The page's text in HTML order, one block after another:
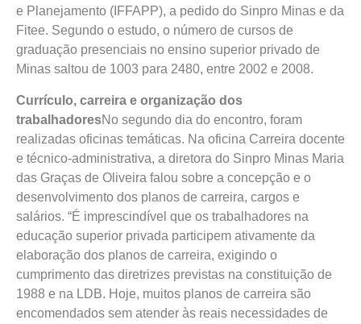
e Planejamento (IFFAPP), a pedido do Sinpro Minas e da
Fitee. Segundo o estudo, o número de cursos de
graduação presenciais no ensino superior privado de
Minas saltou de 1003 para 2480, entre 2002 e 2008.
Currículo, carreira e organização dos
trabalhadoresNo segundo dia do encontro, foram
realizadas oficinas temáticas. Na oficina Carreira docente
e técnico-administrativa, a diretora do Sinpro Minas Maria
das Graças de Oliveira falou sobre a concepção e o
desenvolvimento dos planos de carreira, cargos e
salários. “É imprescindível que os trabalhadores na
educação superior privada participem ativamente da
elaboração dos planos de carreira, exigindo o
cumprimento das diretrizes previstas na constituição de
1988 e na LDB. Hoje, muitos planos de carreira são
encomendados sem atender às reais necessidades de